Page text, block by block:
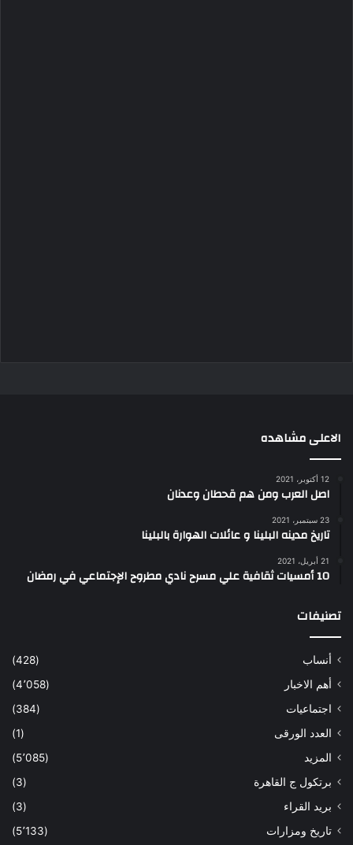
الاعلى مشاهده
12 أكتوبر، 2021
اصل العرب ومن هم قحطان وعدنان
23 سبتمبر، 2021
تاريخ مدينه البلينا و عائلات الهوارة بالبلينا
21 أبريل، 2021
10 أمسيات ثقافية علي مسرح نادي مطروح الإجتماعي في رمضان
تصنيفات
أنساب
(428)
أهم الاخبار
(4٬058)
اجتماعيات
(384)
العدد الورقى
(1)
المزيد
(5٬085)
برتكول ج القاهرة
(3)
بريد القراء
(3)
تاريخ ومزارات
(5٬133)